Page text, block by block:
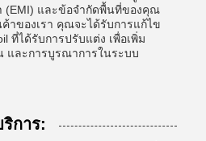
(EMI) และข้อจํากัดพื้นที่ของคุณ
าของเรา คุณจะได้รับการแก้ไข
ที่ได้รับการปรับแต่ง เพื่อเพิ่ม
และการบูรณาการในระบบ
การ: